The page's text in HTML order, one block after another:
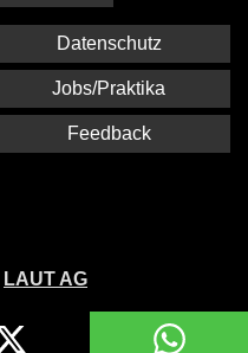
LAUT AG
Datenschutz
Jobs/Praktika
Feedback